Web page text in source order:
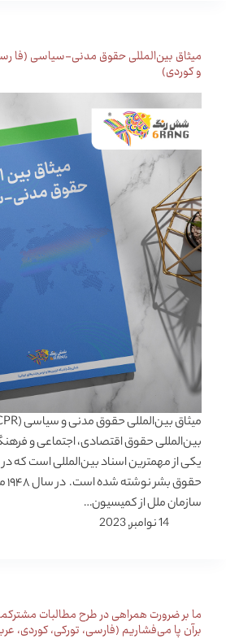
میثاق بین‌المللی حقوق مدنی-سیاسی (فا
و کوردی)
یکی از مهمترین اسناد بین‌المللی است که
سازمان ملل از کمیسیون…
14 نوامبر, 2023
ما بر ضرورت همراهی در طرح مطالبات
برآن پا می‌فشاریم (فارسی، تورکی، کوردی،